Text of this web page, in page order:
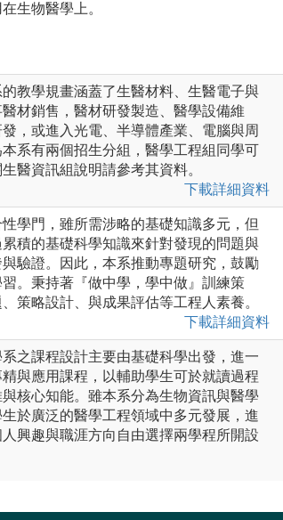
生物醫學上。
教學規畫涵蓋了生醫材料、生醫電子與
材銷售，醫材研發製造、醫學設備維
，或進入光電、半導體產業、電腦與周
系有兩個招生分組，醫學工程組同學可
醫資訊組說明請參考其資料。
下載詳細資料
學門，雖所需涉略的基礎知識多元，但
積的基礎科學知識來針對發現的問題與
驗證。因此，本系推動專題研究，鼓勵
。秉持著『做中學，學中做』訓練策
策略設計、與成果評估等工程人素養。
下載詳細資料
之課程設計主要由基礎科學出發，進一
與應用課程，以輔助學生可於就讀過程
核心知能。雖本系分為生物資訊與醫學
於廣泛的醫學工程領域中多元發展，進
興趣與職涯方向自由選擇兩學程所開設